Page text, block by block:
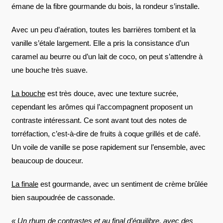
émane de la fibre gourmande du bois, la rondeur s’installe.
Avec un peu d’aération, toutes les barrières tombent et la
vanille s’étale largement. Elle a pris la consistance d’un
caramel au beurre ou d’un lait de coco, on peut s’attendre à
une bouche très suave.
La boucheest très douce, avec une texture sucrée,
cependant les arômes qui l’accompagnent proposent un
contraste intéressant. Ce sont avant tout des notes de
torréfaction, c’est-à-dire de fruits à coque grillés et de café.
Un voile de vanille se pose rapidement sur l’ensemble, avec
beaucoup de douceur.
La finaleest gourmande, avec un sentiment de crème brûlée
bien saupoudrée de cassonade.
« Un rhum de contrastes et au final d’équilibre, avec des